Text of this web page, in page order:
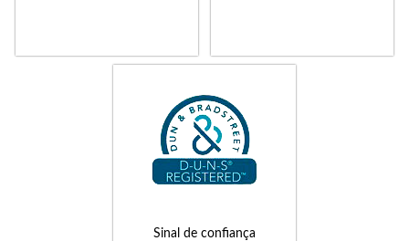
Sinal de confiança